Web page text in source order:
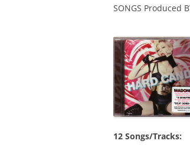
SONGS Produced
12 Songs/Tracks: